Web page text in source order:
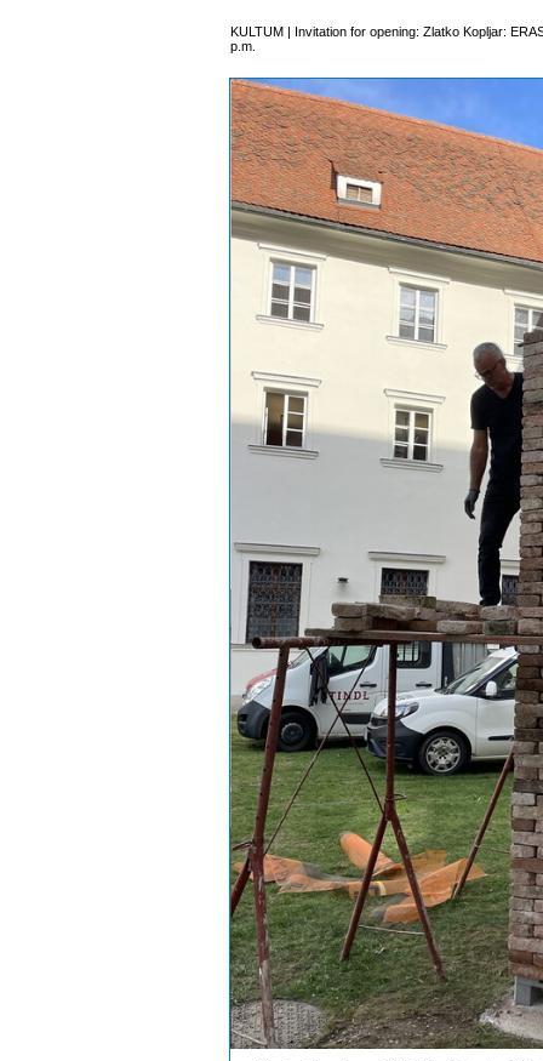
KULTUM | Invitation for opening: Zlatko Kopljar:
p.m.